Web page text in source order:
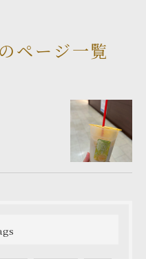
ページ一覧